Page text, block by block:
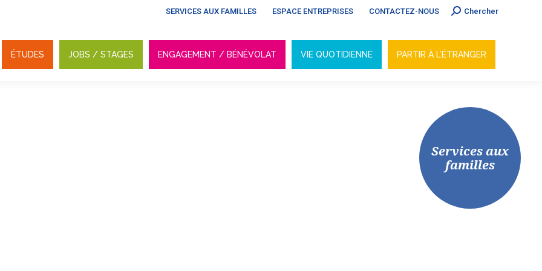
SERVICES AUX FAMILLES ESPACE ENTREPRISES CONTACTEZ-NOUS Search:Chercher
ÉTUDES JOBS / STAGES ENGAGEMENT / BÉNÉVOLAT VIE QUOTIDIENNE PARTIR À L’ÉTRANGER
Services aux
familles